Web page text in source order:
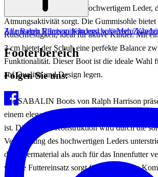
Innensohle bestehen aus hochwertigem
Atmungsaktivität sorgt. Die Gummisohle
Rutschfestigkeit, ideal für aktive Kinder. Mit
3 cm bietet der Schuh eine perfekte Balance
Funktionalität. Dieser Boot ist die ideale Wahl
auf Qualität und Design legen.
Die SABALIN Boots von Ralph Harrison
einem eleganten Dunkelbraun, das sowohl
ist. Die robuste Konstruktion wird durch die
Verarbeitung des hochwertigen Leders
das Obermaterial als auch für das Innenfutter
warme Futtereinsatz sorgt für zusätzlichen
Zu unseren Pflegemitteln und weiterem
Alle Ralph Harrison KinderschuheMehr
Footerbereich
Folgen Sie uns: